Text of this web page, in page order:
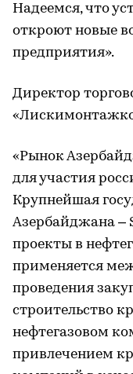
Надеемся, что
откроют новые
предприятия».
Директор
«Рынок
для участия
Крупнейшая
Азербайджана –
проекты в
применяется
проведения
строительство
нефтегазовом
привлечением